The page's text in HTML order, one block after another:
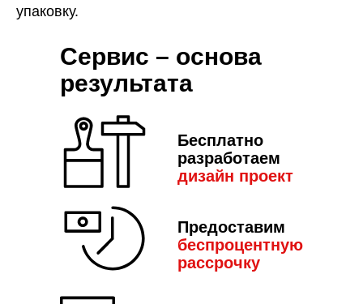
упаковку.
Бесплатно
разработаем
дизайн проект
Предоставим
беспроцентную
рассрочку
Сервис – основа
результата